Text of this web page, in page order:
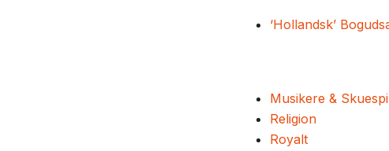
‘Hollandsk’
Musikere &
Religion
Royalt